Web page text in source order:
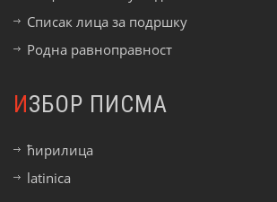
Списак лица за подршку
Родна равноправност
ИЗБОР ПИСМА
ћирилица
latinica